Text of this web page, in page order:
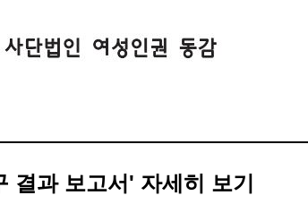
결과 보고서' 자세히 보기